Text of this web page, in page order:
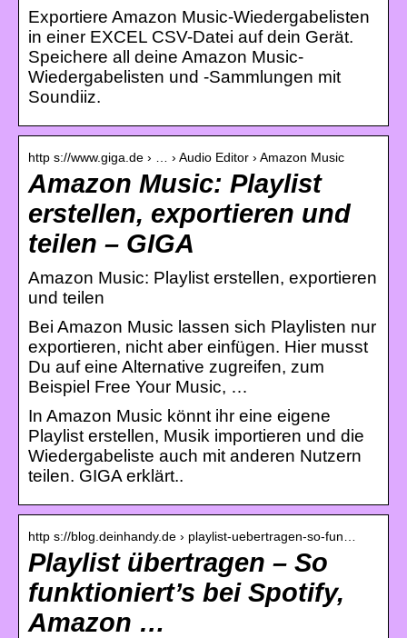
Exportiere Amazon Music-Wiedergabelisten
in einer EXCEL CSV-Datei auf dein Gerät.
Speichere all deine Amazon Music-
Wiedergabelisten und -Sammlungen mit
Soundiiz.
http s://www.giga.de › … › Audio Editor › Amazon Music
Amazon Music: Playlist
erstellen, exportieren und
teilen – GIGA
Amazon Music: Playlist erstellen, exportieren
und teilen
Bei Amazon Music lassen sich Playlisten nur
exportieren, nicht aber einfügen. Hier musst
Du auf eine Alternative zugreifen, zum
Beispiel Free Your Music, …
In Amazon Music könnt ihr eine eigene
Playlist erstellen, Musik importieren und die
Wiedergabeliste auch mit anderen Nutzern
teilen. GIGA erklärt..
http s://blog.deinhandy.de › playlist-uebertragen-so-fun…
Playlist übertragen – So
funktioniert’s bei Spotify,
Amazon …